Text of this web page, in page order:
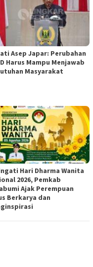
Asep Japar: Perubahan
Harus Mampu Menjawab
Masyarakat
Hari Dharma Wanita
2026, Pemkab
Ajak Perempuan
Berkarya dan